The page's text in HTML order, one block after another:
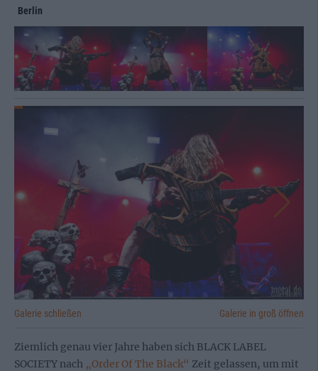
Berlin
Galerie schließen Galerie in groß öffnen
Ziemlich genau vier Jahre haben sich BLACK LABEL
SOCIETY nach „Order Of The Black“ Zeit gelassen, um mit